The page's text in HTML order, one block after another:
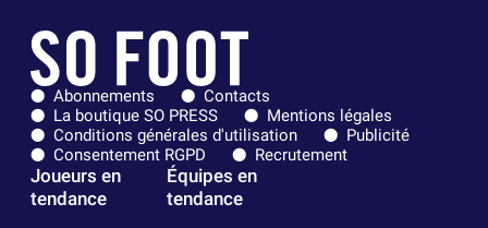
Abonnements
Contacts
La boutique SO PRESS
Mentions légales
Conditions générales d'utilisation
Publicité
Consentement RGPD
Recrutement
Joueurs en
tendance
Équipes en
tendance